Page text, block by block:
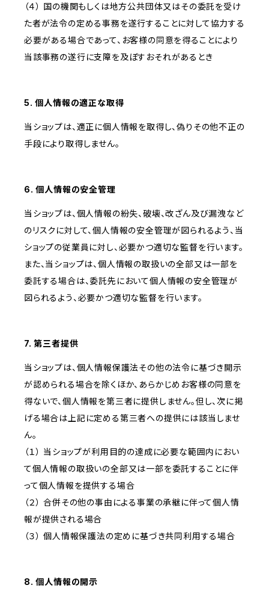
（４） 国の機関もしくは地方公共団体又はその委託を受け
た者が法令の定める事務を遂行することに対して協力する
必要がある場合であって、お客様の同意を得ることにより
当該事務の遂行に支障を及ぼすおそれがあるとき
5. 個人情報の適正な取得
当ショップは、適正に個人情報を取得し、偽りその他不正の
手段により取得しません。
6. 個人情報の安全管理
当ショップは、個人情報の紛失、破壊、改ざん及び漏洩など
のリスクに対して、個人情報の安全管理が図られるよう、当
ショップの従業員に対し、必要かつ適切な監督を行います。
また、当ショップは、個人情報の取扱いの全部又は一部を
委託する場合は、委託先において個人情報の安全管理が
図られるよう、必要かつ適切な監督を行います。
7. 第三者提供
当ショップは、個人情報保護法その他の法令に基づき開示
が認められる場合を除くほか、あらかじめお客様の同意を
得ないで、個人情報を第三者に提供しません。但し、次に掲
げる場合は上記に定める第三者への提供には該当しませ
ん。
（１） 当ショップが利用目的の達成に必要な範囲内におい
て個人情報の取扱いの全部又は一部を委託することに伴
って個人情報を提供する場合
（２） 合併その他の事由による事業の承継に伴って個人情
報が提供される場合
（３） 個人情報保護法の定めに基づき共同利用する場合
8. 個人情報の開示